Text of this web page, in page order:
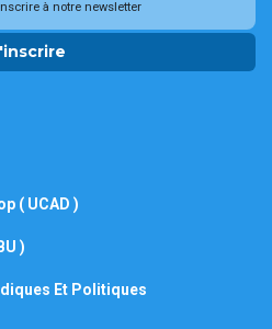
( UCAD )
)
Et Politiques